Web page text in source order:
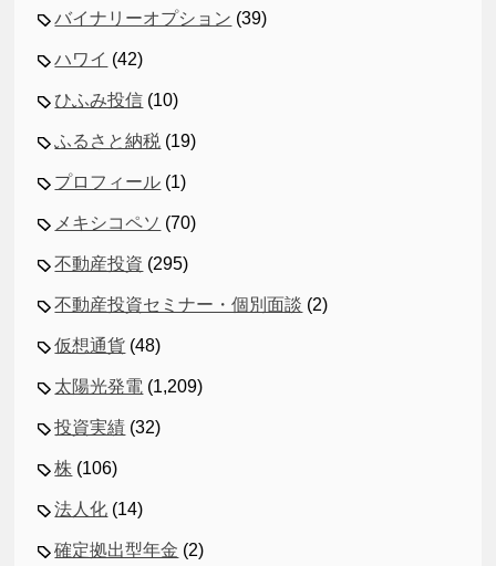
バイナリーオプション (39)
ハワイ (42)
ひふみ投信 (10)
ふるさと納税 (19)
プロフィール (1)
メキシコペソ (70)
不動産投資 (295)
不動産投資セミナー・個別面談 (2)
仮想通貨 (48)
太陽光発電 (1,209)
投資実績 (32)
株 (106)
法人化 (14)
確定拠出型年金 (2)